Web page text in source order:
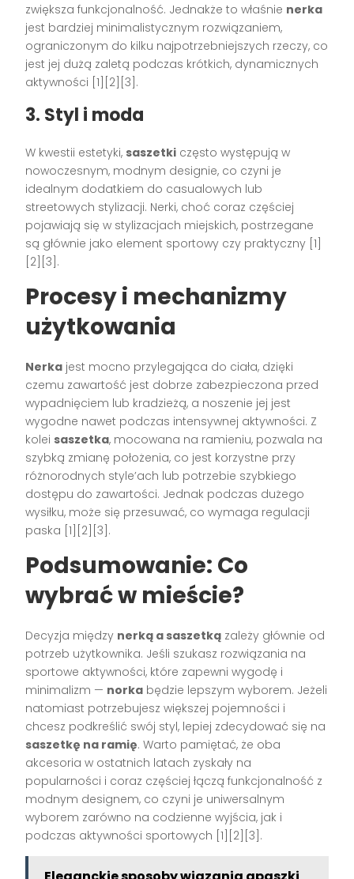
zwiększa funkcjonalność. Jednakże to właśnie nerka
jest bardziej minimalistycznym rozwiązaniem,
ograniczonym do kilku najpotrzebniejszych rzeczy, co
jest jej dużą zaletą podczas krótkich, dynamicznych
aktywności [1][2][3].
3. Styl i moda
W kwestii estetyki, saszetki często występują w
nowoczesnym, modnym designie, co czyni je
idealnym dodatkiem do casualowych lub
streetowych stylizacji. Nerki, choć coraz częściej
pojawiają się w stylizacjach miejskich, postrzegane
są głównie jako element sportowy czy praktyczny [1]
[2][3].
Procesy i mechanizmy
użytkowania
Nerka jest mocno przylegająca do ciała, dzięki
czemu zawartość jest dobrze zabezpieczona przed
wypadnięciem lub kradzieżą, a noszenie jej jest
wygodne nawet podczas intensywnej aktywności. Z
kolei saszetka, mocowana na ramieniu, pozwala na
szybką zmianę położenia, co jest korzystne przy
różnorodnych style’ach lub potrzebie szybkiego
dostępu do zawartości. Jednak podczas dużego
wysiłku, może się przesuwać, co wymaga regulacji
paska [1][2][3].
Podsumowanie: Co
wybrać w mieście?
Decyzja między nerką a saszetką zależy głównie od
potrzeb użytkownika. Jeśli szukasz rozwiązania na
sportowe aktywności, które zapewni wygodę i
minimalizm — norka będzie lepszym wyborem. Jeżeli
natomiast potrzebujesz większej pojemności i
chcesz podkreślić swój styl, lepiej zdecydować się na
saszetkę na ramię. Warto pamiętać, że oba
akcesoria w ostatnich latach zyskały na
popularności i coraz częściej łączą funkcjonalność z
modnym designem, co czyni je uniwersalnym
wyborem zarówno na codzienne wyjścia, jak i
podczas aktywności sportowych [1][2][3].